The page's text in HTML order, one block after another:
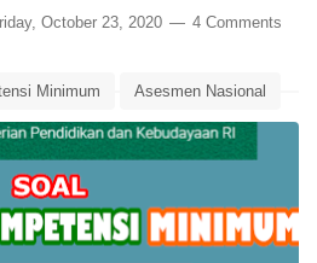
October 23, 2020 4 Comments
Minimum Asesmen Nasional
AKM Media Pembelajaran